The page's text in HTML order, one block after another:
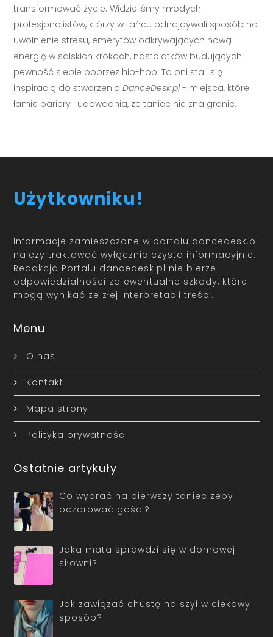
transformować życie. Widzieliśmy młodych
profesjonalistów, którzy w tańcu odnajdywali sposób na
uwolnienie stresu, emerytów odkrywających nową
energię w salskich krokach, nastolatków budujących
pewność siebie poprzez hip-hop. To oni stali się
inspiracją do stworzeniaDanceDesk.pl - miejsca, które
łamie bariery i udowadnia, że taniec nie zna granic.
Użytkowniku!
Informacje zamieszczone w portalu dancedesk.pl
należy traktować wyłącznie czysto informacyjnie.
Redakcja Portalu dancedesk.pl nie bierze
odpowiedzialności za ewentualne szkody, które
mogą wynikać ze złej interpretacji treści.
Menu
O nas
Kontakt
Mapa strony
Polityka prywatności
Ostatnie artykuły
Co wybrać na pierwszy taniec żeby
oczarować gości?
Jaka mata sprawdzi się w domowej
siłowni?
Jak zawiązać chustę na szyi w ciekawy
sposób?